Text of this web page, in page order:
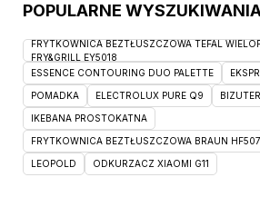
POPULARNE
FRYTKOWNICA BEZTŁUSZCZOWA TEFAL
FRY&GRILL EY5018
ESSENCE CONTOURING DUO PALETTE
POMADKA ELECTROLUX PURE Q9
IKEBANA PROSTOKATNA
FRYTKOWNICA BEZTŁUSZCZOWA BRAUN
LEOPOLD ODKURZACZ XIAOMI G11